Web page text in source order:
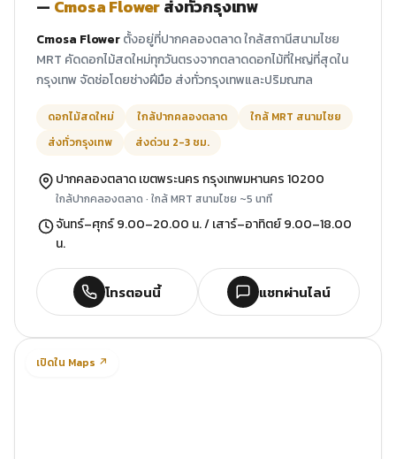
— Cmosa Flowerส่งทั่วกรุงเทพ
Cmosa Flowerตั้งอยู่ที่ปากคลองตลาด ใกล้สถานีสนามไชย
MRT คัดดอกไม้สดใหม่ทุกวันตรงจากตลาดดอกไม้ที่ใหญ่ที่สุดใน
กรุงเทพ จัดช่อโดยช่างฝีมือ ส่งทั่วกรุงเทพและปริมณฑล
ดอกไม้สดใหม่ ใกล้ปากคลองตลาด
ใกล้ MRT สนามไชย
ส่งทั่วกรุงเทพ
ส่งด่วน 2-3 ชม.
ปากคลองตลาด เขตพระนคร กรุงเทพมหานคร 10200
ใกล้ปากคลองตลาด · ใกล้ MRT สนามไชย ~5 นาที
จันทร์–ศุกร์ 9.00–20.00 น. / เสาร์–อาทิตย์ 9.00–18.00
น.
โทรตอนนี้ แชทผ่านไลน์
เปิดใน Maps ↗